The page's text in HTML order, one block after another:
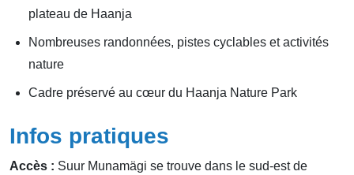
plateau de Haanja
Nombreuses randonnées, pistes cyclables et activités
nature
Cadre préservé au cœur du Haanja Nature Park
Infos pratiques
Accès : Suur Munamägi se trouve dans le sud-est de